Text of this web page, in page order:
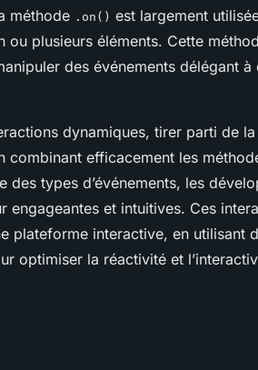
méthode .on() est largement
ou plusieurs éléments. Cette
des événements délégant à
dynamiques, tirer parti de
combinant efficacement les
des types d’événements, les
engageantes et intuitives. Ces
plateforme interactive, en utilisant
optimiser la réactivité et